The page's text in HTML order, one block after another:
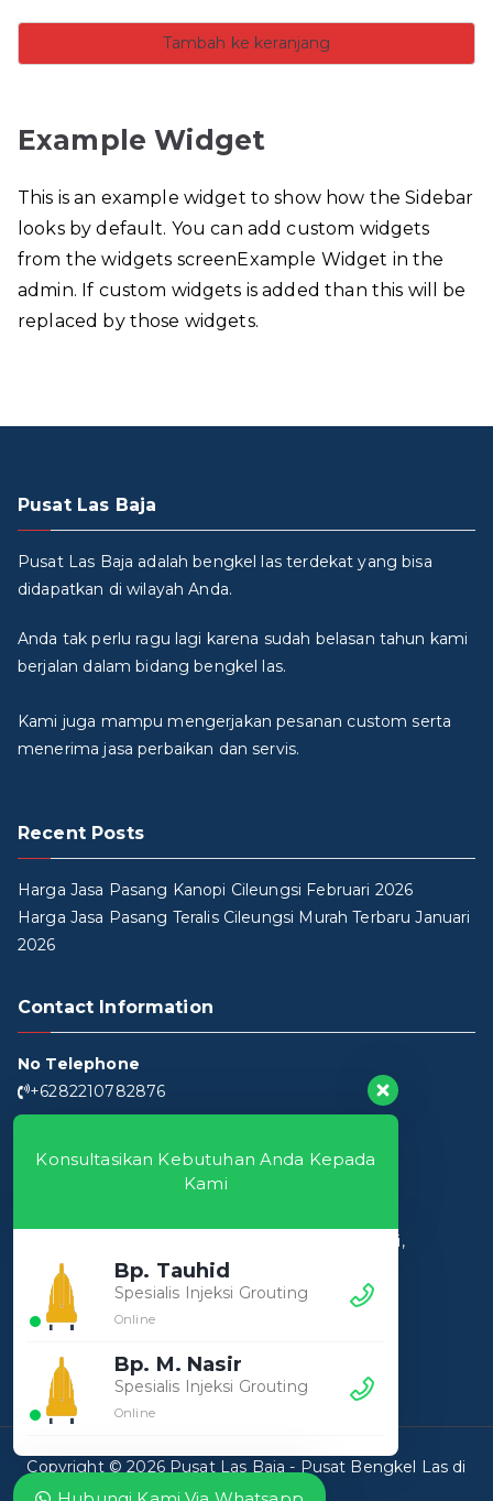
Konsultasikan Kebutuhan Anda Kepada
Kami
Bp. Tauhid
Spesialis Injeksi Grouting
Online
Bp. M. Nasir
Spesialis Injeksi Grouting
Online
Tambah ke keranjang
Example Widget
This is an example widget to show how the Sidebar
looks by default. You can add custom widgets
from the widgets screenExample Widget in the
admin. If custom widgets is added than this will be
replaced by those widgets.
Pusat Las Baja
Pusat Las Baja adalah bengkel las terdekat yang bisa
didapatkan di wilayah Anda.
Anda tak perlu ragu lagi karena sudah belasan tahun kami
berjalan dalam bidang bengkel las.
Kami juga mampu mengerjakan pesanan custom serta
menerima jasa perbaikan dan servis.
Recent Posts
Harga Jasa Pasang Kanopi Cileungsi Februari 2026
Harga Jasa Pasang Teralis Cileungsi Murah Terbaru Januari
2026
Contact Information
No Telephone
+6282210782876
Jl. Pesantren Al Fatah, Pasir Angin, Kec. Cileungsi,
Kabupaten Bogor, Jawa Barat 16820
Hari Kerja
9:00 - 18:00 Senin - Sabtu)
Copyright © 2026 Pusat Las Baja - Pusat Bengkel Las di
Indonesia